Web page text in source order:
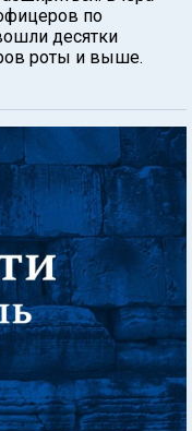
по
десятки
роты и выше.